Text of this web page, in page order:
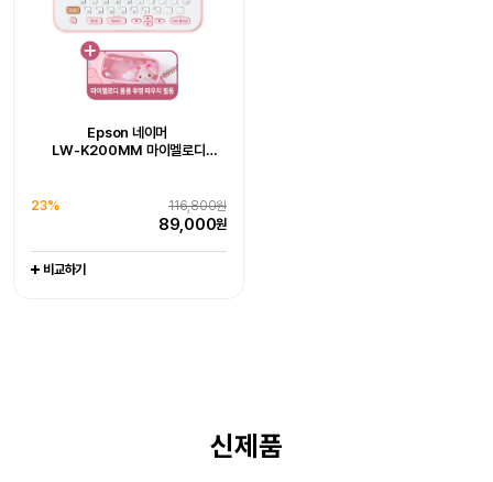
Epson 네이머
LW-K200MM 마이멜로디
116,800원
23%
89,000원
비교하기
Epson Perfection V39II
151,000원
비교하기
Epson 네이머
LW-K200PK 핑크 라벨프린터
97,000원
20%
77,500원
비교하기
30대 한정 완판 임박,
엡손 정품 EH-LS800W, 150인치
4K 레이저 초단초점 빔프로젝터,
포토리뷰 5만원
3,800,000원
2,790,000
신제품